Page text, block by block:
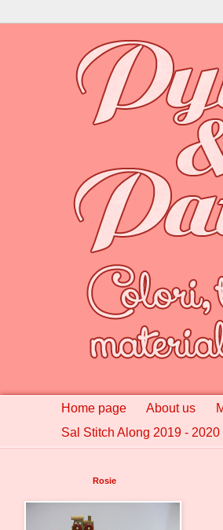
Home page About us
Sal Stitch Along 2019 - 2020
Rosie